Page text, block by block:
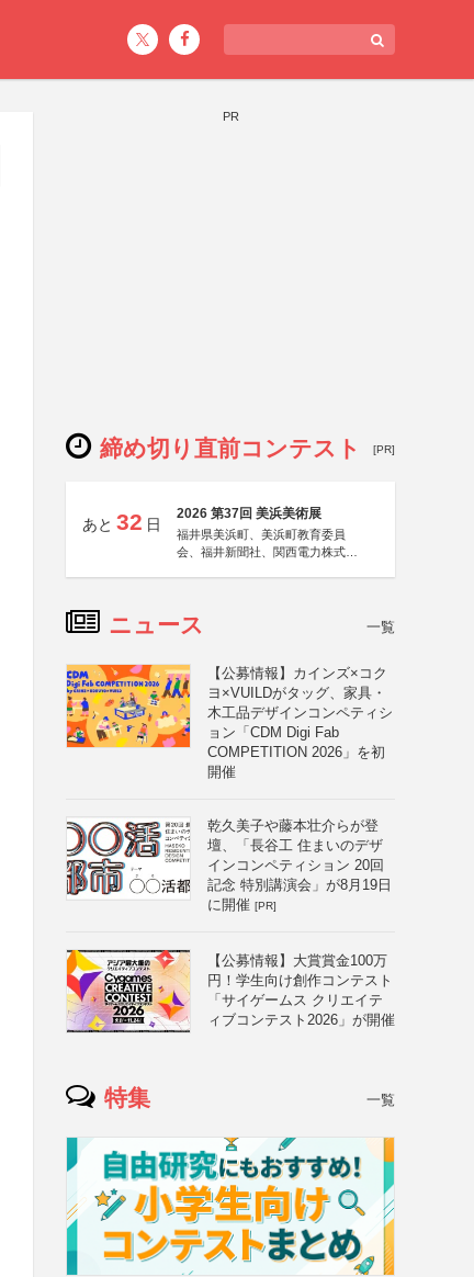
PR
締め切り直前コンテスト [PR]
あと 32 日
2026 第37回 美浜美術展
福井県美浜町、美浜町教育委員
会、福井新聞社、関西電力株式会
ニュース 一覧
【公募情報】カインズ×コク
ヨ×VUILDがタッグ、家具・
木工品デザインコンペティシ
ョン「CDM Digi Fab
COMPETITION 2026」を初
開催
乾久美子や藤本壮介らが登
壇、「長谷工 住まいのデザ
インコンペティション 20回
記念 特別講演会」が8月19日
に開催 [PR]
【公募情報】大賞賞金100万
円！学生向け創作コンテスト
「サイゲームス クリエイテ
ィブコンテスト2026」が開催
特集 一覧